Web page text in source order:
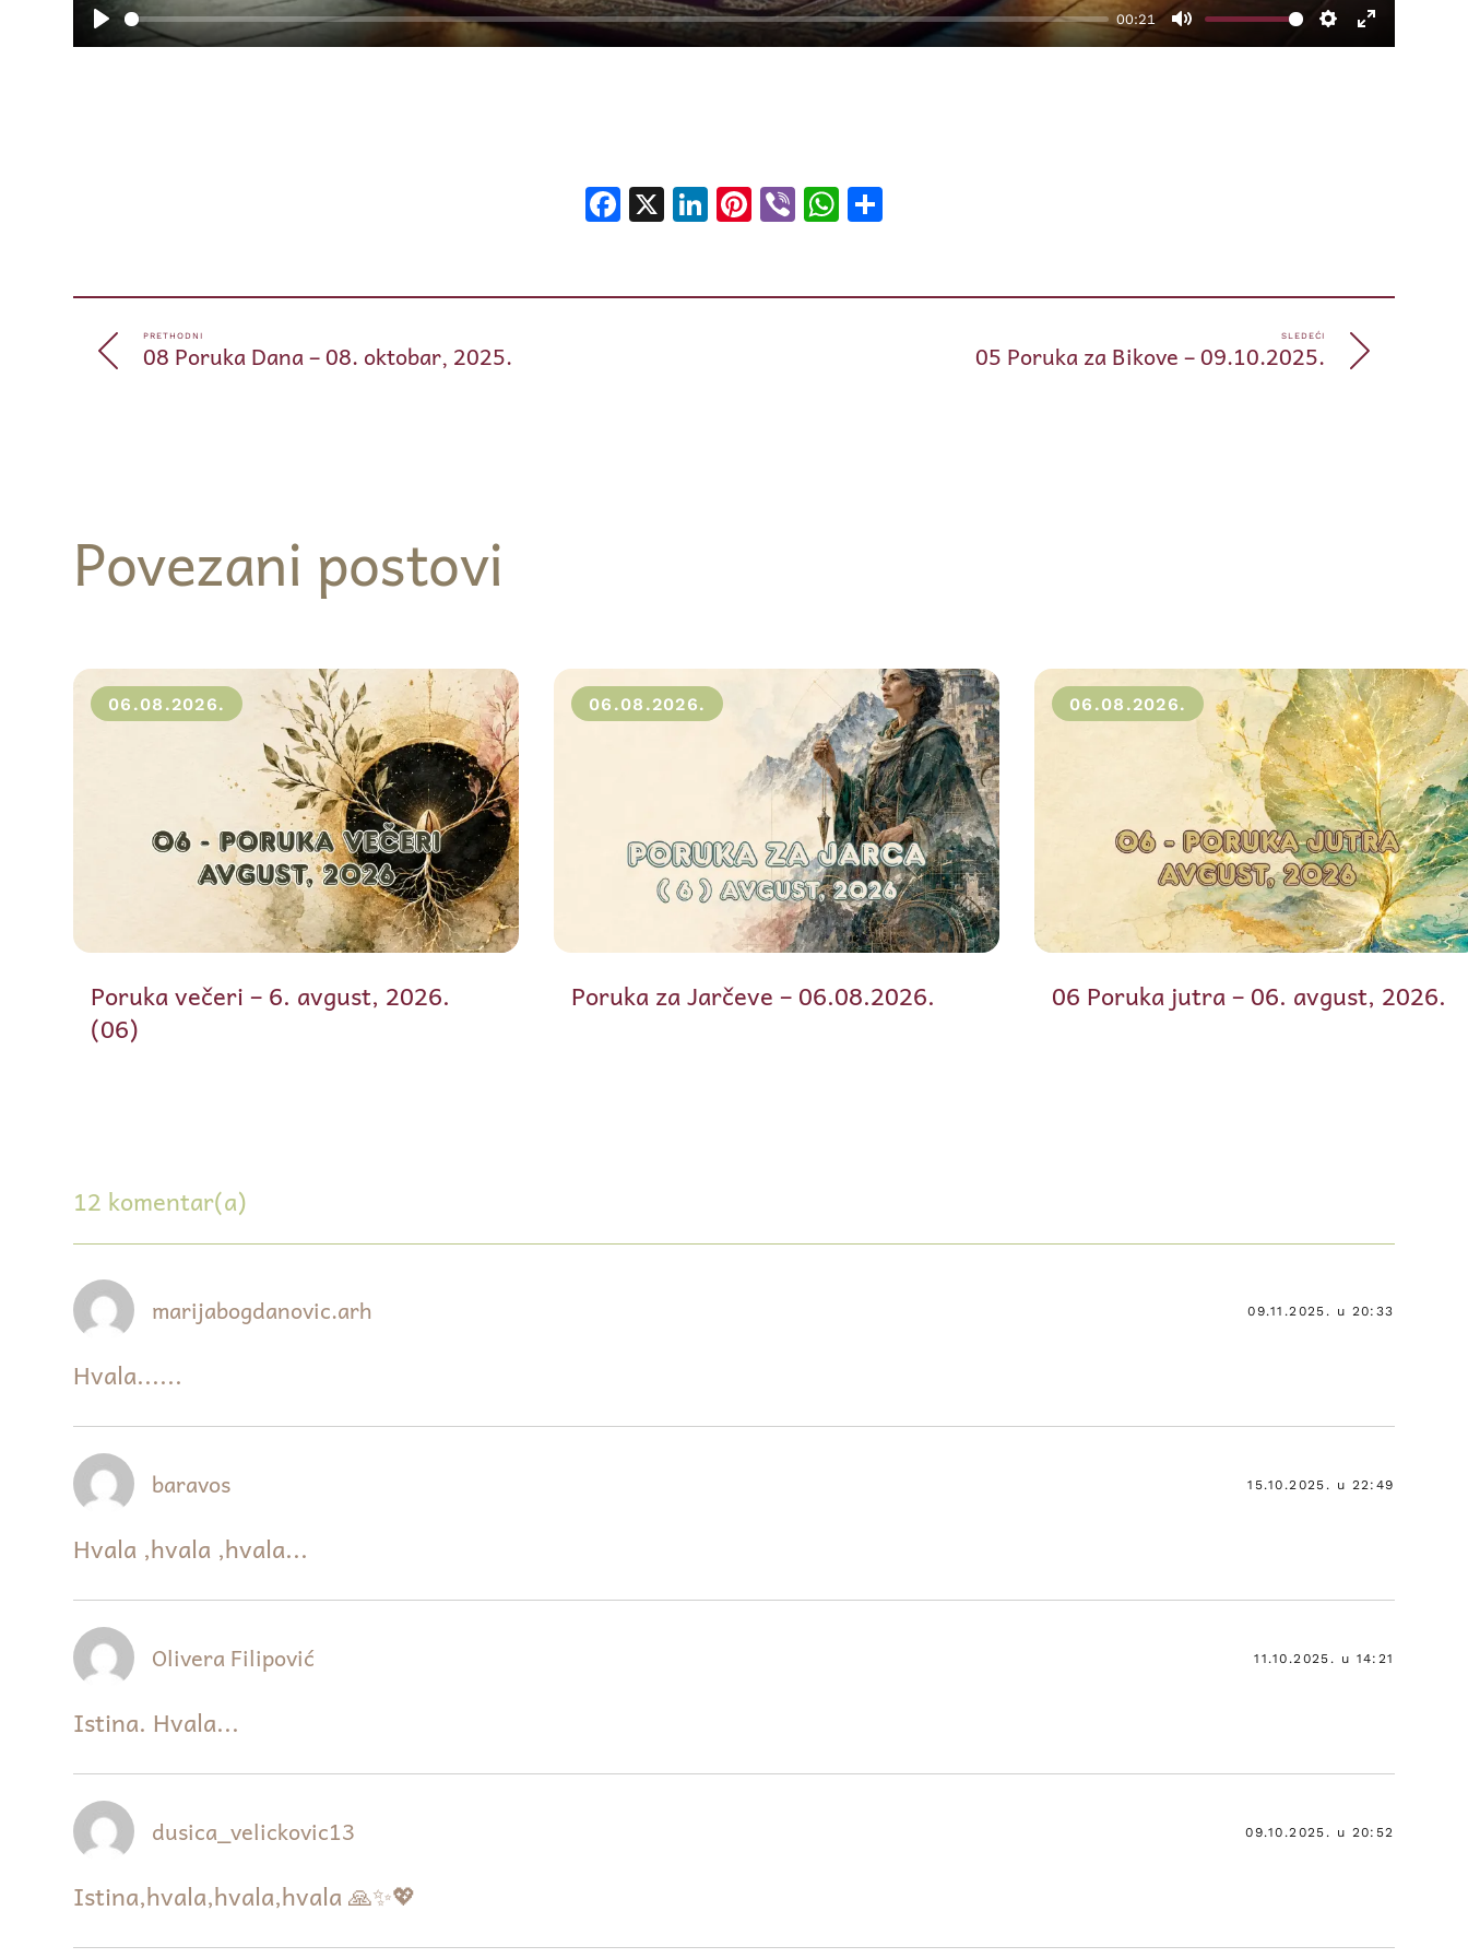
Play
00:21
Mute Settings
Enter
Facebook
X LinkedIn
Pinterest
ViberWhatsApp
PRETHODNI
08 Poruka Dana – 08. oktobar, 2025.
SLEDEĆI
05 Poruka za Bikove – 09.10.2025.
Povezani postovi
06.08.2026.
Poruka večeri – 6. avgust, 2026.
(06)
06.08.2026.
Poruka za Jarčeve – 06.08.2026.
06.08.2026.
06 Poruka jutra – 06. avgust, 2026.
12 komentar(a)
marijabogdanovic.arh 09.11.2025. u 20:33
Hvala......
baravos 15.10.2025. u 22:49
Hvala ,hvala ,hvala...
Olivera Filipović 11.10.2025. u 14:21
Istina. Hvala...
dusica_velickovic13 09.10.2025. u 20:52
Istina,hvala,hvala,hvala 🙏✨💖